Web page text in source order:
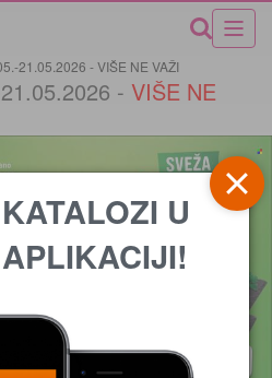
21.05.2026 - VIŠE NE VAŽI
- VIŠE NE
U